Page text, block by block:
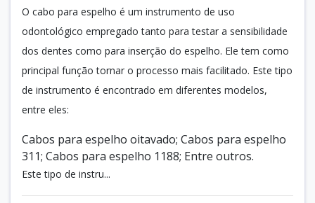
O cabo para espelho é um instrumento de uso
odontológico empregado tanto para testar a sensibilidade
dos dentes como para inserção do espelho. Ele tem como
principal função tornar o processo mais facilitado. Este tipo
de instrumento é encontrado em diferentes modelos,
entre eles:
Cabos para espelho oitavado; Cabos para espelho
311; Cabos para espelho 1188; Entre outros.
Este tipo de instru...